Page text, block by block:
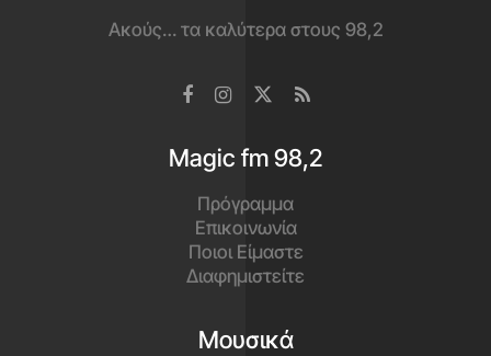
Ακούς… τα καλύτερα στους 98,2
Magic fm 98,2
Πρόγραμμα
Επικοινωνία
Ποιοι Είμαστε
Διαφημιστείτε
Μουσικά